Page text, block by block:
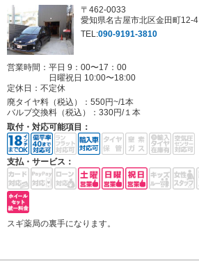
〒462-0033
愛知県名古屋市北区金田町12-4
TEL:090-9191-3810
営業時間：平日 9：00〜17：00
日曜祝日 10:00〜18:00
定休日： 不定休
廃タイヤ料（税込）： 550円~/1本
バルブ交換料（税込）： 330円/１本
取付・対応可能項目：
支払・サービス：
スギ薬局の裏手になります。